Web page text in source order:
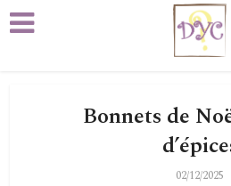
Bonnets de
02/12/2025